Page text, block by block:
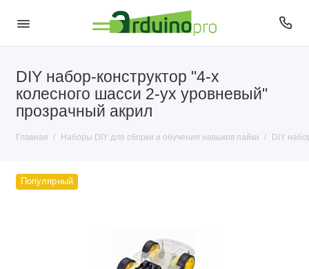
DIY набор-конструктор "4-х
колесного шасси 2-ух уровневый"
прозрачный акрил
Главная Наборы DIY для сборки и обучения навыков пайки DIY
Популярный